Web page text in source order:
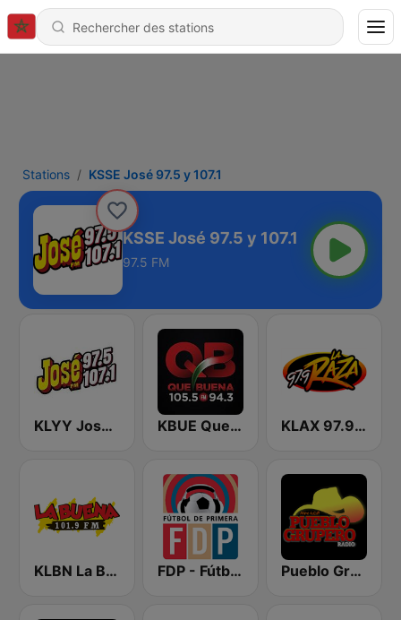
Stations KSSE José 97.5 y 107.1
KSSE José 97.5 y 107.1
97.5 FM
KLYY José 97.5 y 107.1 KBUE Que Buena 105.5 / 94.3 FM (US Only) KLAX 97.9 La Raza FM
KLBN La Buena 101.9 FM FDP - Fútbol de Primera Pueblo Grupero Radio